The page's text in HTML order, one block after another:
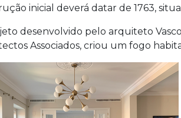
inicial deverá datar de 1763,
desenvolvido pelo arquiteto
Associados, criou um fogo